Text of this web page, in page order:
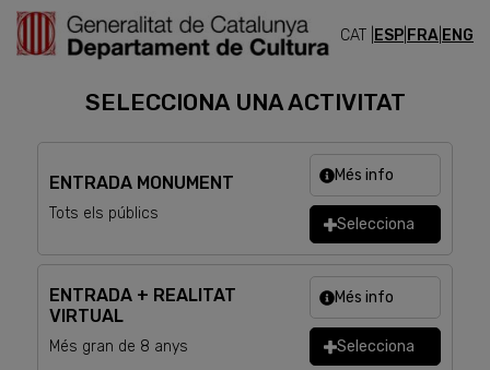
CAT | ESP FRA ENG
ENTRADES
SELECCIONA UNA ACTIVITAT
ENTRADA MONUMENT
Tots els públics
Més info
Selecciona
ENTRADA + REALITAT
VIRTUAL
Més gran de 8 anys
Més info
Selecciona